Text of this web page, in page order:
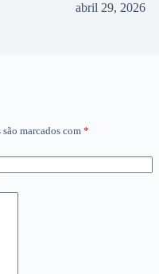
abril 29, 2026
marcados com *